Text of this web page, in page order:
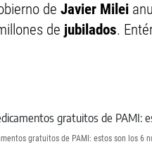
de Javier Milei
de jubilados.
gratuitos de PAMI: estos son los 6